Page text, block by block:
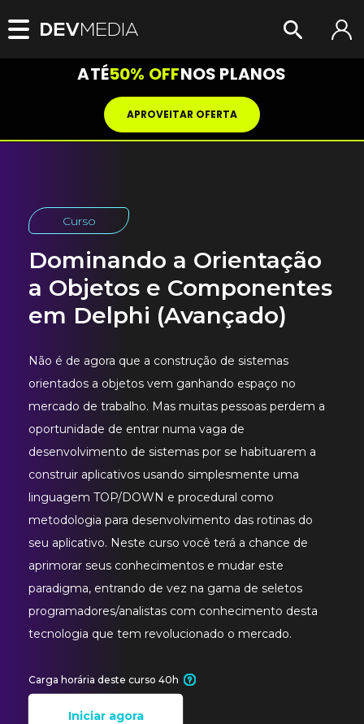
ATÉ50% OFFNOS PLANOS
APROVEITAR OFERTA
Curso
Dominando a Orientação
a Objetos e Componentes
em Delphi (Avançado)
Não é de agora que a construção de sistemas
orientados a objetos vem ganhando espaço no
mercado de trabalho. Mas muitas pessoas perdem a
oportunidade de entrar numa vaga de
desenvolvimento de sistemas por se habituarem a
construir aplicativos usando simplesmente uma
linguagem TOP/DOWN e procedural como
metodologia para desenvolvimento das rotinas do
seu aplicativo. Neste curso você terá a chance de
aprimorar seus conhecimentos e mudar este
paradigma, entrando de vez na gama de seletos
programadores/analistas com conhecimento desta
tecnologia que tem revolucionado o mercado.
Iniciar agora
Carga horária deste curso 40h